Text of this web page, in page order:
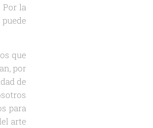
Por la
que
por
de
para
arte